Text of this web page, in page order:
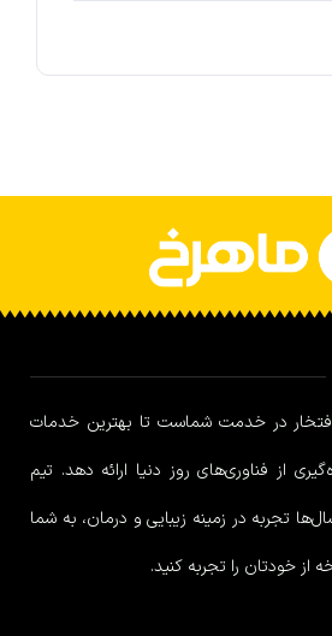
افتخار در خدمت شماست تا بهترین خدمات
از فناوری‌های روز دنیا ارائه دهد. تیم
تجربه در زمینه زیبایی و درمان، به شما
خودتان را تجربه کنید.